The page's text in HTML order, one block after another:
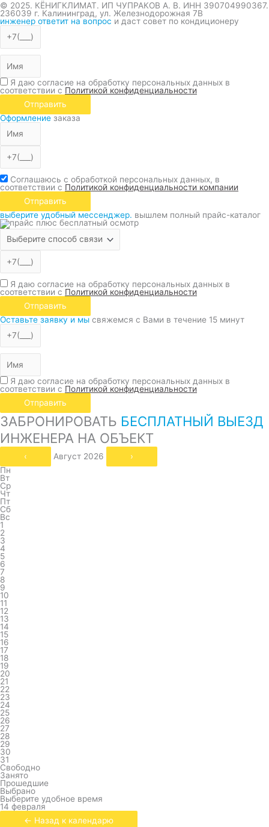
© 2025. КЁНИГКЛИМАТ. ИП ЧУПРАКОВ А. В. ИНН 390704990367.
236039 г. Калининград, ул. Железнодорожная 7В
инженер ответит на вопрос и даст совет по кондиционеру
Я даю согласие на обработку персональных данных в
соответствии с Политикой конфиденциальности
Отправить
Оформление заказа
Соглашаюсь с обработкой персональных данных, в
соответствии с Политикой конфиденциальности компании
Отправить
выберите удобный мессенджер. вышлем полный прайс-каталог
Я даю согласие на обработку персональных данных в
соответствии с Политикой конфиденциальности
Отправить
Оставьте заявку и мы свяжемся с Вами в течение 15 минут
Я даю согласие на обработку персональных данных в
соответствии с Политикой конфиденциальности
Отправить
ЗАБРОНИРОВАТЬ БЕСПЛАТНЫЙ ВЫЕЗД
ИНЖЕНЕРА НА ОБЪЕКТ
‹ Август 2026
›
Пн
Вт
Ср
Чт
Пт
Сб
Вс
1
2
3
4
5
6
7
8
9
10
11
12
13
14
15
16
17
18
19
20
21
22
23
24
25
26
27
28
29
30
31
Свободно
Занято
Прошедшие
Выбрано
Выберите удобное время
14 февраля
← Назад к календарю